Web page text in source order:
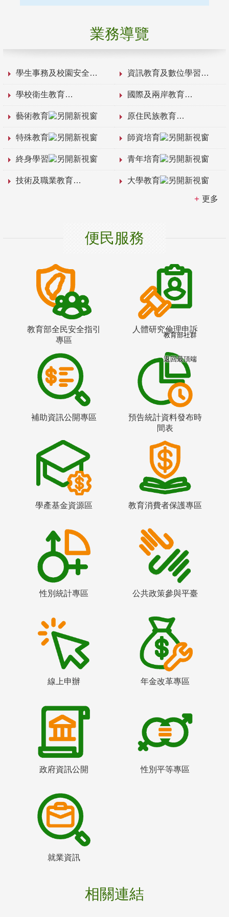
業務導覽
學生事務及校園安全 資訊教育及數位學習
學校衛生教育 國際及兩岸教育
藝術教育 原住民族教育
特殊教育 師資培育
終身學習 青年培育
技術及職業教育 大學教育
更多
便民服務
教育部全民安全指引
專區
人體研究倫理申訴
補助資訊公開專區
預告統計資料發布時
間表
學產基金資源區 教育消費者保護專區
性別統計專區 公共政策參與平臺
線上申辦 年金改革專區
政府資訊公開 性別平等專區
就業資訊
相關連結
教育部社群
返回最頂端